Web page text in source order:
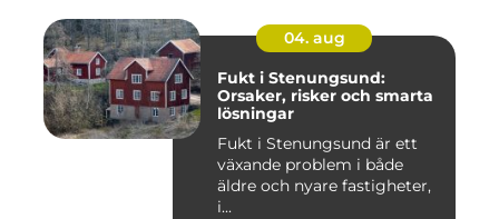
04. aug
Fukt i Stenungsund:
Orsaker, risker och smarta
lösningar
Fukt i Stenungsund är ett
växande problem i både
äldre och nyare fastigheter,
i...